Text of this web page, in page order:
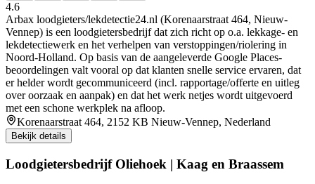
4.6
Arbax loodgieters/lekdetectie24.nl (Korenaarstraat 464, Nieuw-
Vennep) is een loodgietersbedrijf dat zich richt op o.a. lekkage- en
lekdetectiewerk en het verhelpen van verstoppingen/riolering in
Noord-Holland. Op basis van de aangeleverde Google Places-
beoordelingen valt vooral op dat klanten snelle service ervaren, dat
er helder wordt gecommuniceerd (incl. rapportage/offerte en uitleg
over oorzaak en aanpak) en dat het werk netjes wordt uitgevoerd
met een schone werkplek na afloop.
Korenaarstraat 464, 2152 KB Nieuw-Vennep, Nederland
Bekijk details
Loodgietersbedrijf Oliehoek | Kaag en Braassem